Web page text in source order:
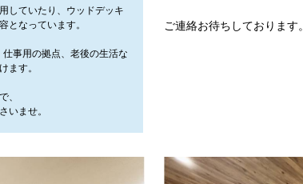
していたり、ウッドデッキ
となっています。
事用の拠点、老後の生活な
ます。
、
いませ。
ご連絡お待ちしております。